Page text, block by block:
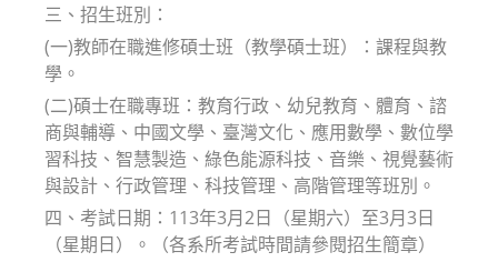
三、招生班別：
(一)教師在職進修碩士班（教學碩士班）：課程與教
學。
(二)碩士在職專班：教育行政、幼兒教育、體育、諮
商與輔導、中國文學、臺灣文化、應用數學、數位學
習科技、智慧製造、綠色能源科技、音樂、視覺藝術
與設計、行政管理、科技管理、高階管理等班別。
四、考試日期：113年3月2日（星期六）至3月3日
（星期日）。（各系所考試時間請參閱招生簡章）